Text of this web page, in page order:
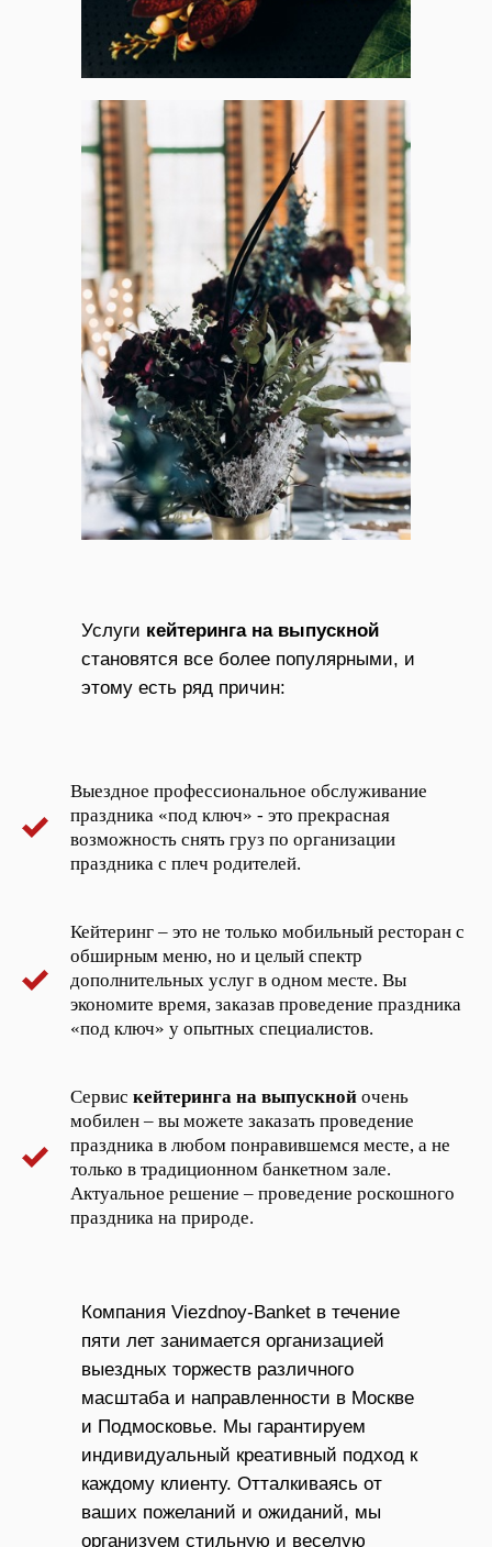
Услуги кейтеринга на выпускной
становятся все более популярными, и
этому есть ряд причин:
Выездное профессиональное обслуживание
праздника «под ключ» - это прекрасная
возможность снять груз по организации
праздника с плеч родителей.
Кейтеринг – это не только мобильный ресторан с
обширным меню, но и целый спектр
дополнительных услуг в одном месте. Вы
экономите время, заказав проведение праздника
«под ключ» у опытных специалистов.
Сервис кейтеринга на выпускной очень
мобилен – вы можете заказать проведение
праздника в любом понравившемся месте, а не
только в традиционном банкетном зале.
Актуальное решение – проведение роскошного
праздника на природе.
Компания Viezdnoy-Banket в течение
пяти лет занимается организацией
выездных торжеств различного
масштаба и направленности в Москве
и Подмосковье. Мы гарантируем
индивидуальный креативный подход к
каждому клиенту. Отталкиваясь от
ваших пожеланий и ожиданий, мы
организуем стильную и веселую